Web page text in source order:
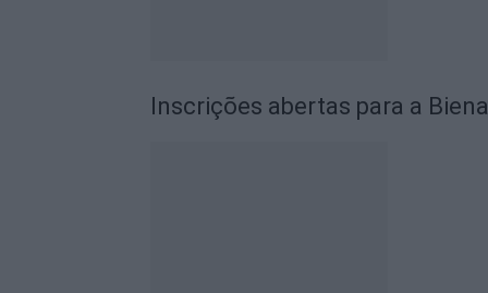
Inscrições abertas para a